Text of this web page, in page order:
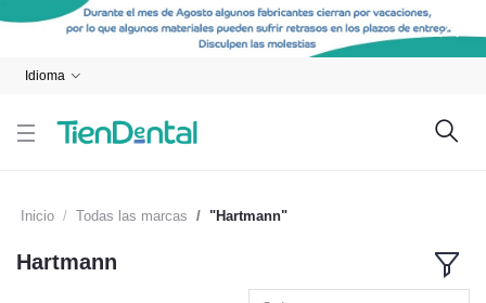
Idioma
Inicio Todas las marcas "Hartmann"
Hartmann